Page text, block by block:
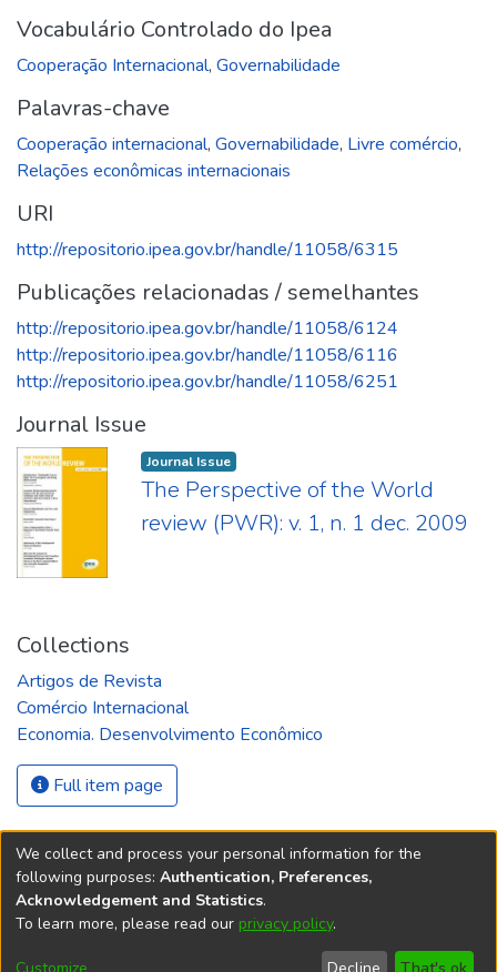
Vocabulário Controlado do Ipea
Cooperação Internacional, Governabilidade
Palavras-chave
Cooperação internacional, Governabilidade, Livre comércio,
Relações econômicas internacionais
URI
http://repositorio.ipea.gov.br/handle/11058/6315
Publicações relacionadas / semelhantes
http://repositorio.ipea.gov.br/handle/11058/6124
http://repositorio.ipea.gov.br/handle/11058/6116
http://repositorio.ipea.gov.br/handle/11058/6251
Journal Issue
Journal Issue
The Perspective of the World
review (PWR): v. 1, n. 1 dec. 2009
Collections
Artigos de Revista
Comércio Internacional
Economia. Desenvolvimento Econômico
Full item page
REPOSITÓRIO DO
We collect and process your personal information for the
following purposes: Authentication, Preferences,
Acknowledgement and Statistics.
To learn more, please read our privacy policy.